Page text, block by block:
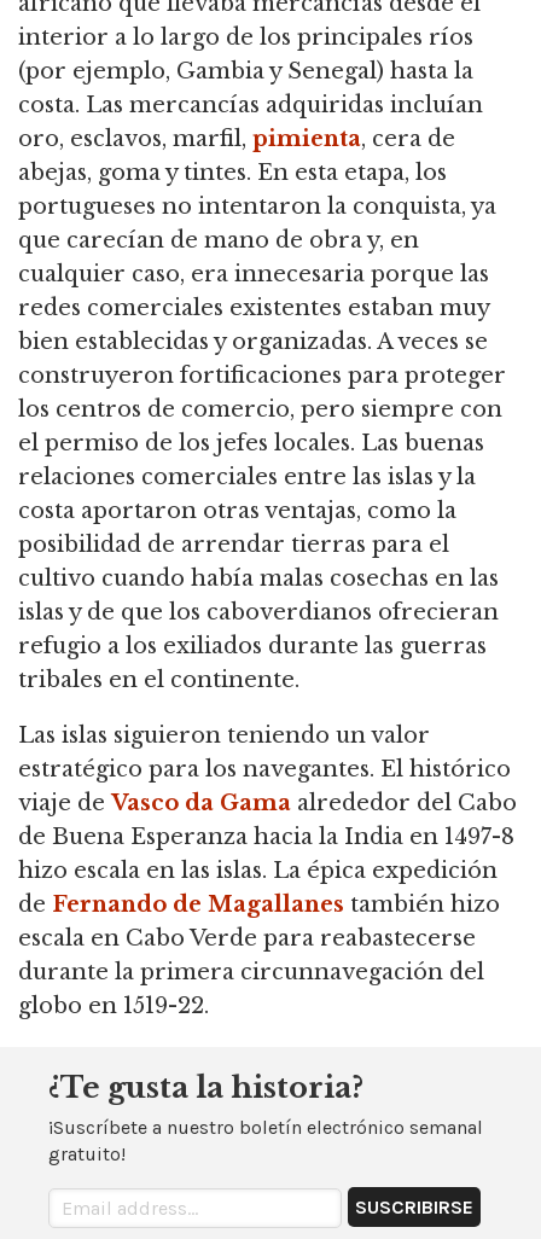
interior a lo largo de los principales ríos
(por ejemplo, Gambia y Senegal) hasta la
costa. Las mercancías adquiridas incluían
oro, esclavos, marfil, pimienta, cera de
abejas, goma y tintes. En esta etapa, los
portugueses no intentaron la conquista, ya
que carecían de mano de obra y, en
cualquier caso, era innecesaria porque las
redes comerciales existentes estaban muy
bien establecidas y organizadas. A veces se
construyeron fortificaciones para proteger
los centros de comercio, pero siempre con
el permiso de los jefes locales. Las buenas
relaciones comerciales entre las islas y la
costa aportaron otras ventajas, como la
posibilidad de arrendar tierras para el
cultivo cuando había malas cosechas en las
islas y de que los caboverdianos ofrecieran
refugio a los exiliados durante las guerras
tribales en el continente.
Las islas siguieron teniendo un valor
estratégico para los navegantes. El histórico
viaje deVasco da Gama alrededor del Cabo
de Buena Esperanza hacia la India en 1497-8
hizo escala en las islas. La épica expedición
de Fernando de Magallanes también hizo
escala en Cabo Verde para reabastecerse
durante la primera circunnavegación del
globo en 1519-22.
¿Te gusta la historia?
¡Suscríbete a nuestro boletín electrónico semanal
gratuito!